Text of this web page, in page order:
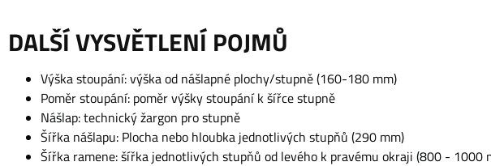
DALŠÍ VYSVĚTLENÍ POJMŮ
Výška stoupání: výška od nášlapné plochy/stupně (160-180 mm)
Poměr stoupání: poměr výšky stoupání k šířce stupně
Nášlap: technický žargon pro stupně
Šířka nášlapu: Plocha nebo hloubka jednotlivých stupňů (290 mm)
Šířka ramene: šířka jednotlivých stupňů od levého k pravému okraji (800 - 1000